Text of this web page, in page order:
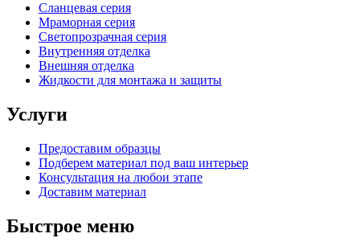
Сланцевая серия
Мраморная серия
Светопрозрачная серия
Внутренняя отделка
Внешняя отделка
Жидкости для монтажа и защиты
Услуги
Предоставим образцы
Подберем материал под ваш интерьер
Консультация на любои этапе
Доставим материал
Быстрое меню